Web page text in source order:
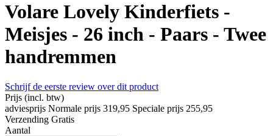
Volare Lovely Kinderfiets -
Meisjes - 26 inch - Paars - Twee
handremmen
Schrijf de eerste review over dit product
Prijs (incl. btw)
adviesprijs Normale prijs 319,95 Speciale prijs 255,95
Verzending Gratis
Aantal